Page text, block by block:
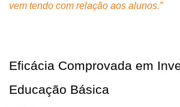
vem tendo com relação aos alunos.”
Eficácia Comprovada em
Educação Básica